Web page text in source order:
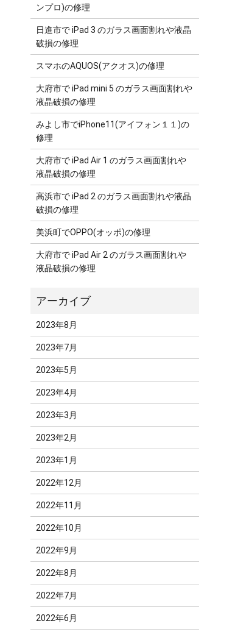
ンプロ)の修理
日進市で iPad 3 のガラス画面割れや液晶
破損の修理
スマホのAQUOS(アクオス)の修理
大府市で iPad mini 5 のガラス画面割れや
液晶破損の修理
みよし市でiPhone11(アイフォン１１)の
修理
大府市で iPad Air 1 のガラス画面割れや
液晶破損の修理
高浜市で iPad 2 のガラス画面割れや液晶
破損の修理
美浜町でOPPO(オッポ)の修理
大府市で iPad Air 2 のガラス画面割れや
液晶破損の修理
2023年8月
2023年7月
2023年5月
2023年4月
2023年3月
2023年2月
2023年1月
2022年12月
2022年11月
2022年10月
2022年9月
2022年8月
2022年7月
2022年6月